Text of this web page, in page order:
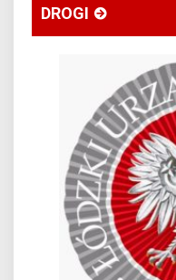
DROGI